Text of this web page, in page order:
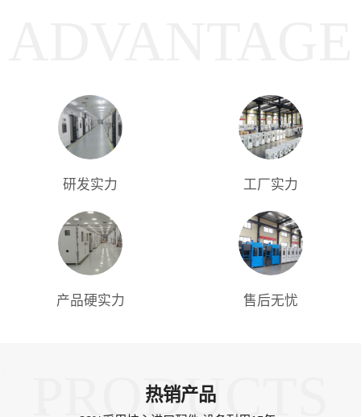
研发实力 工厂实力
产品硬实力 售后无忧
PRODUCTS
热销产品